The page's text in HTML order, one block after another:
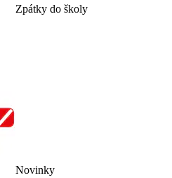
Zpátky do školy
Novinky